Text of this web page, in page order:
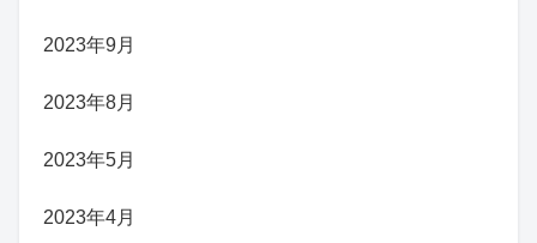
2023年9月
2023年8月
2023年5月
2023年4月